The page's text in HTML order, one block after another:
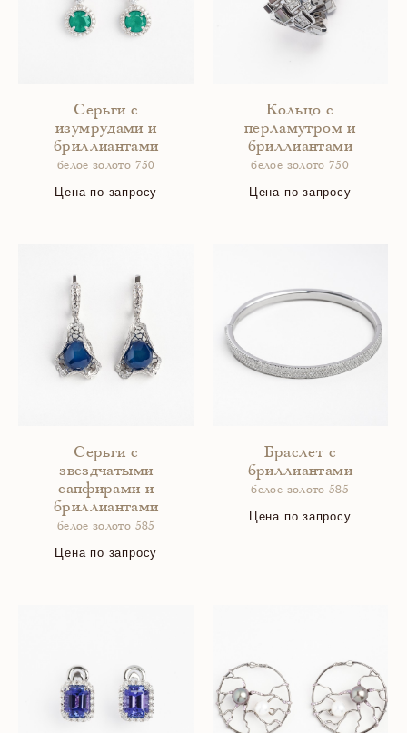
Серьги с
изумрудами и
бриллиантами
белое золото 750
Цена по запросу
Кольцо с
перламутром и
бриллиантами
белое золото 750
Цена по запросу
Серьги с
звездчатыми
сапфирами и
бриллиантами
белое золото 585
Цена по запросу
Браслет с
бриллиантами
белое золото 585
Цена по запросу